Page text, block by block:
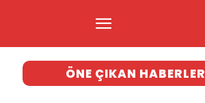
ÖNE ÇIKAN HABERLER